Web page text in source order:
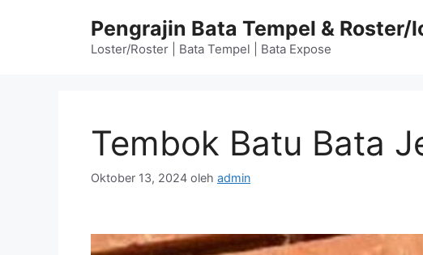
Pengrajin Bata Tempel & Roster/
Loster/Roster | Bata Tempel | Bata Expose
Tembok Batu Bata
Oktober 13, 2024 oleh admin